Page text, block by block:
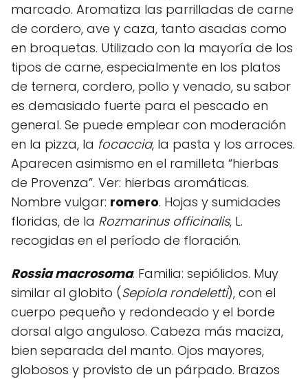
marcado. Aromatiza las parrilladas de carne
de cordero, ave y caza, tanto asadas como
en broquetas. Utilizado con la mayoría de los
tipos de carne, especialmente en los platos
de ternera, cordero, pollo y venado, su sabor
es demasiado fuerte para el pescado en
general. Se puede emplear con moderación
en la pizza, la focaccia, la pasta y los arroces.
Aparecen asimismo en el ramilleta “hierbas
de Provenza”. Ver: hierbas aromáticas.
Nombre vulgar: romero. Hojas y sumidades
floridas, de la Rozmarinus officinalis, L.
recogidas en el período de floración.
Rossia macrosoma. Familia: sepiólidos. Muy
similar al globito (Sepiola rondeletti), con el
cuerpo pequeño y redondeado y el borde
dorsal algo anguloso. Cabeza más maciza,
bien separada del manto. Ojos mayores,
globosos y provisto de un párpado. Brazos